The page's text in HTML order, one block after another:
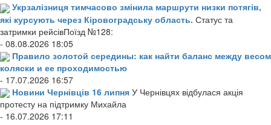
Укрзалізниця тимчасово змінила маршрути низки потягів,
які курсують через Кіровоградську область. Статус та
затримки рейсівПоїзд №128:
- 08.08.2026 18:05
Правило золотой середины: как найти баланс между весом
коляски и ее проходимостью
- 17.07.2026 16:57
Новини Чернівців 16 липня У Чернівцях відбулася акція
протесту на підтримку Михайла
- 16.07.2026 17:11